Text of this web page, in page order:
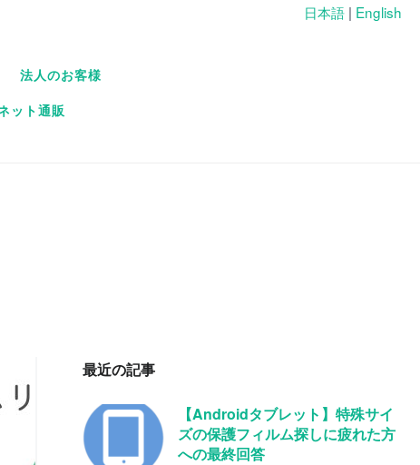
日本語 | English
法人のお客様
ット通販
最近の記事
【Androidタブレット】特殊サイ
ズの保護フィルム探しに疲れた方
への最終回答